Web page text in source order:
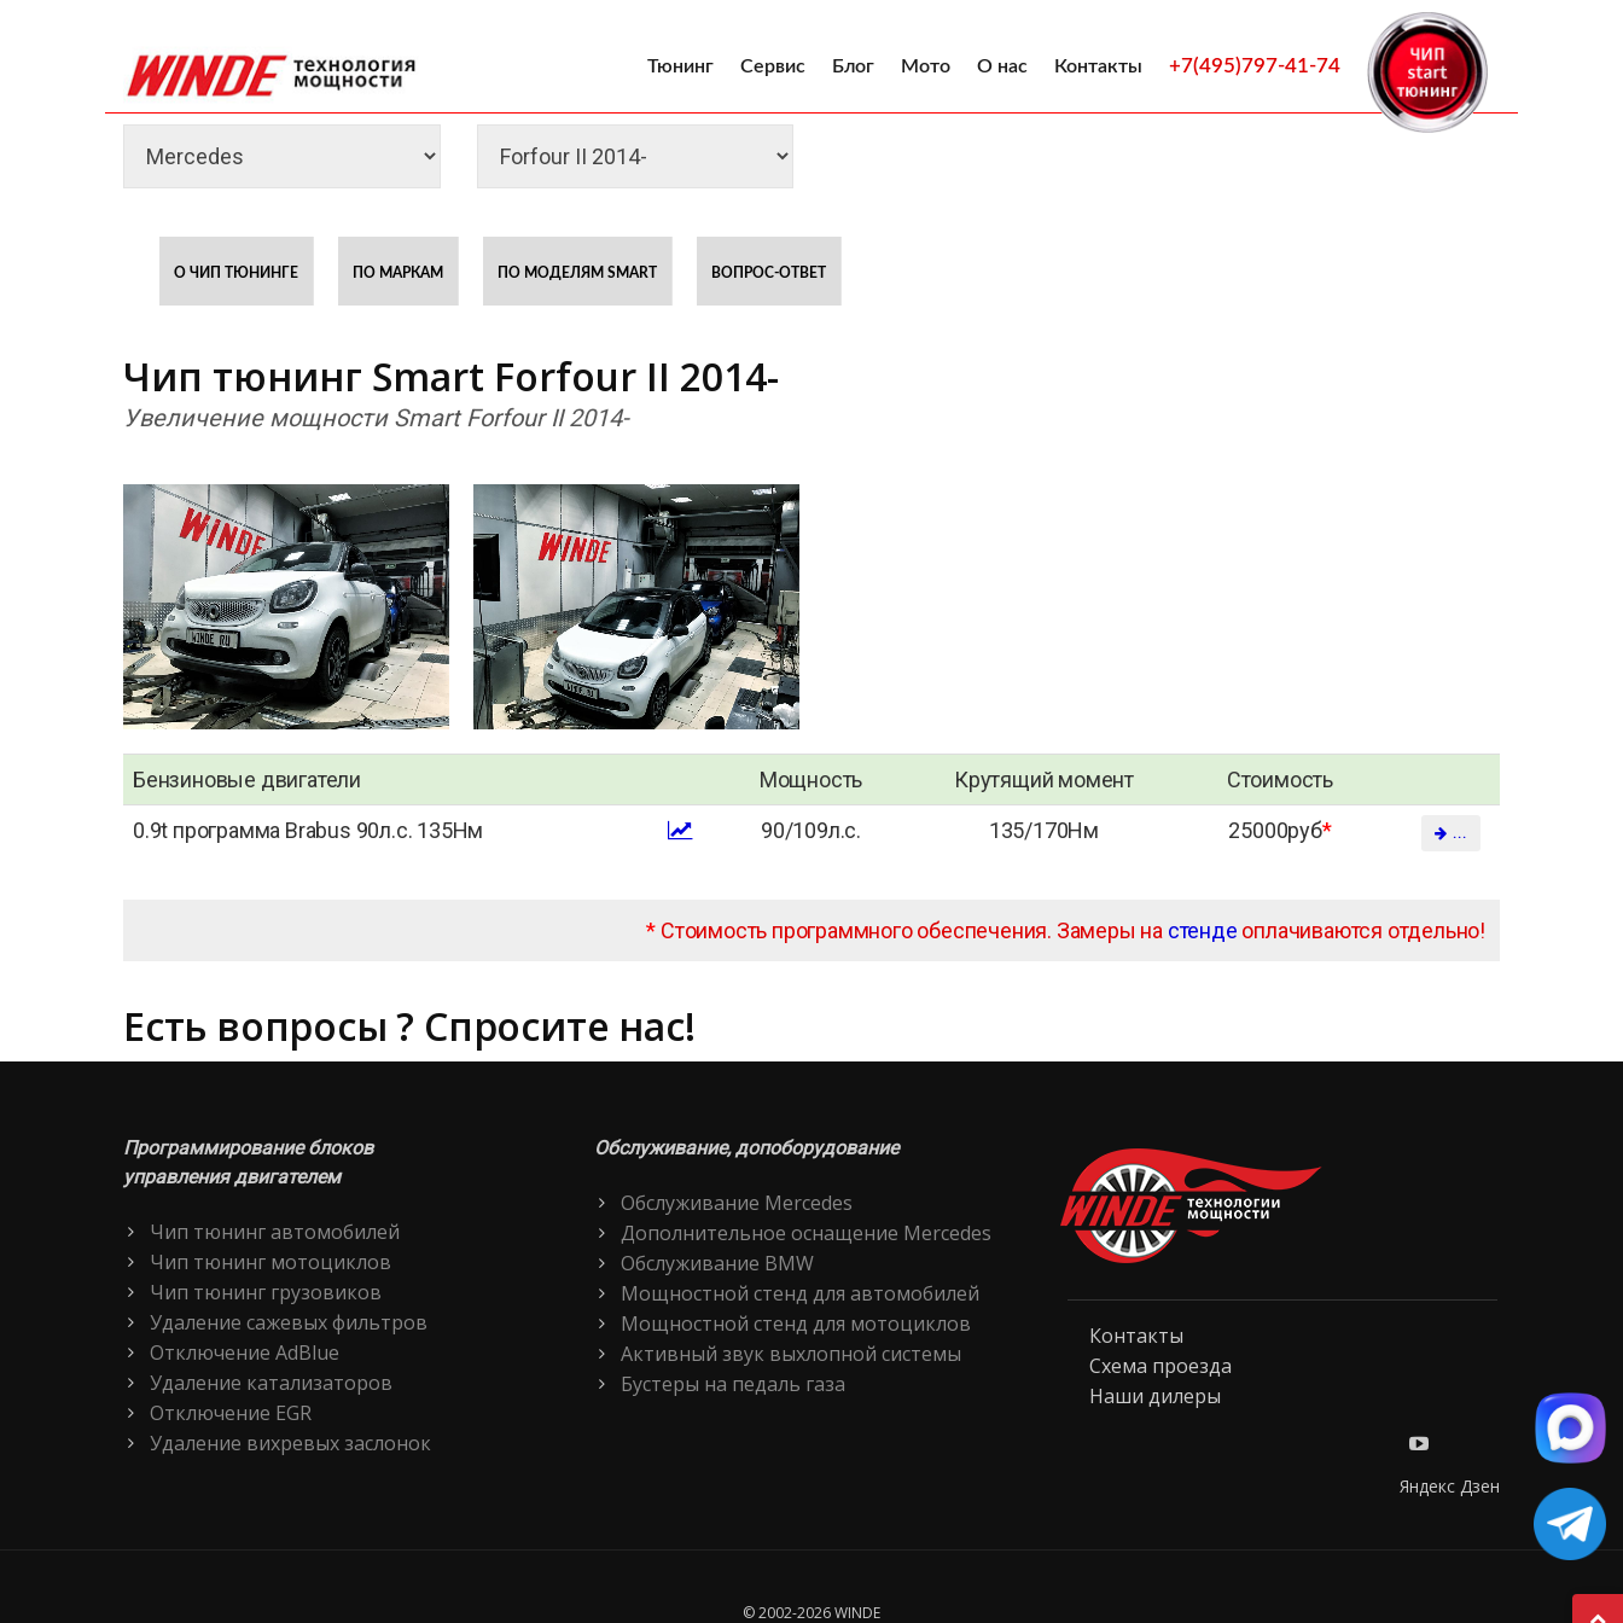
Тюнинг Сервис Блог Мото О нас Контакты +7(495)797-41-74
О ЧИП ТЮНИНГЕ ПО МАРКАМ ПО МОДЕЛЯМ SMART ВОПРОС-ОТВЕТ
Чип тюнинг Smart Forfour II 2014-
Увеличение мощности Smart Forfour II 2014-
Бензиновые двигатели Мощность Крутящий момент
Стоимость
0.9t программа Brabus 90л.с. 135Нм
90/109л.с. 135/170Нм 25000руб* ...
* Стоимость программного обеспечения. Замеры на стенде оплачиваются отдельно!
Есть вопросы ? Спросите нас!
Программирование блоков
управления двигателем
Чип тюнинг автомобилей
Чип тюнинг мотоциклов
Чип тюнинг грузовиков
Удаление сажевых фильтров
Отключение AdBlue
Удаление катализаторов
Отключение EGR
Удаление вихревых заслонок
Обслуживание, допоборудование
Обслуживание Mercedes
Дополнительное оснащение Mercedes
Обслуживание BMW
Мощностной стенд для автомобилей
Мощностной стенд для мотоциклов
Активный звук выхлопной системы
Бустеры на педаль газа
Контакты
Схема проезда
Наши дилеры
Яндекс Дзен
© 2002-2026 WINDE